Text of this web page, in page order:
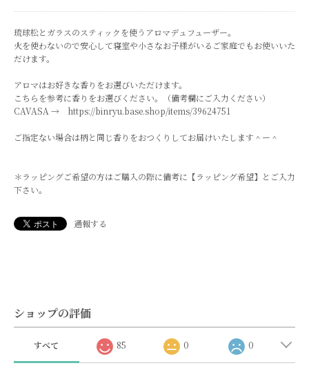
琉球松とガラスのスティックを使うアロマデュフューザー。
火を使わないので安心して寝室や小さなお子様がいるご家庭でもお使いいた
だけます。
アロマはお好きな香りをお選びいただけます。
こちらを参考に香りをお選びください。（備考欄にご入力ください）
CAVASA → https://binryu.base.shop/items/39624751
ご指定ない場合は柄と同じ香りをおつくりしてお届けいたします＾ー＾
＊ラッピングご希望の方はご購入の際に備考に【ラッピング希望】とご入力
下さい。
通報する
ショップの評価
すべて 85 0 0